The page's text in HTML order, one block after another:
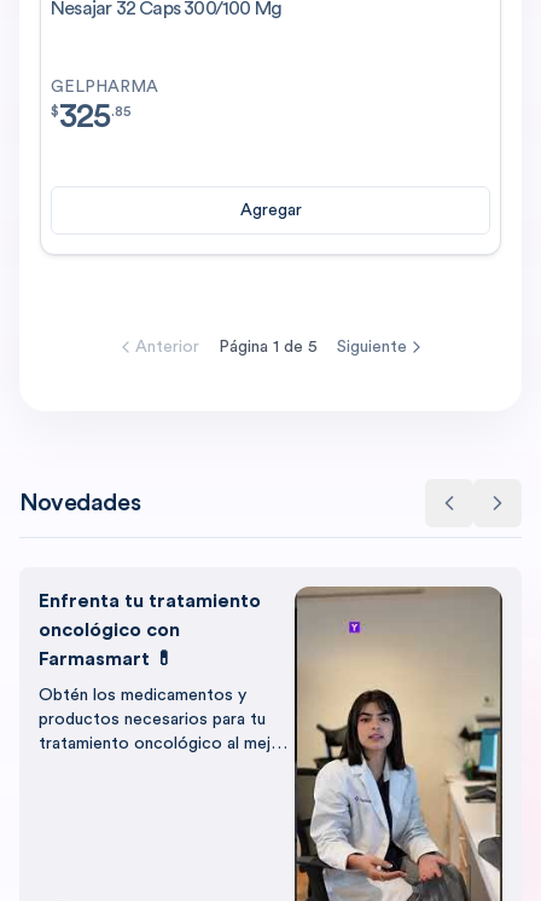
Nesajar 32 Caps 300/100 Mg
GELPHARMA
$325.85
$325.85
Agregar
Anterior Página 1 de 5 Siguiente
Novedades
Enfrenta tu tratamiento
oncológico con
Farmasmart 💊
Obtén los medicamentos y
productos necesarios para tu
tratamiento oncológico al mejor